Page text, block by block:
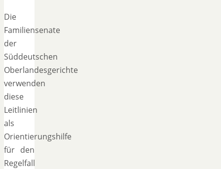
Die
Familiensenate
der
Süddeutschen
Oberlandesgerichte
verwenden
diese
Leitlinien
als
Orientierungshilfe
für den
Regelfall